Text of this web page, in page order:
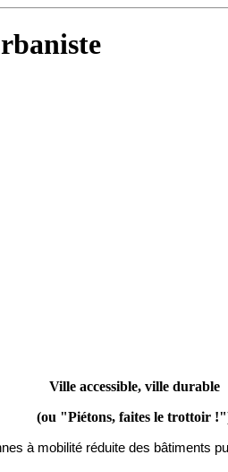
Ville accessible, ville durable
(ou "Piétons, faites le trottoir
à mobilité réduite des bâtiments